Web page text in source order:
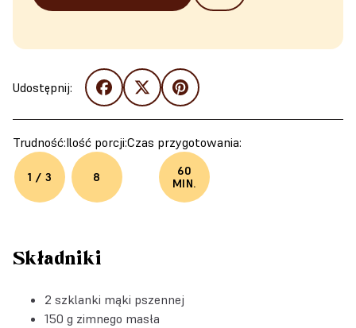
Udostępnij:
Trudność:
1 / 3
Ilość porcji:
8
Czas przygotowania:
60
MIN.
Składniki
2 szklanki mąki pszennej
150 g zimnego masła